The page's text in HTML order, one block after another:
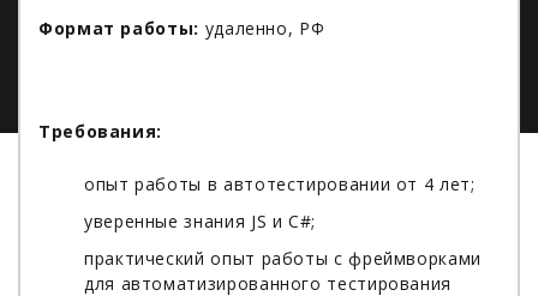
Формат работы: удаленно, РФ
Требования:
опыт работы в автотестировании от 4 лет;
уверенные знания JS и C#;
практический опыт работы с фреймворками
для автоматизированного тестирования